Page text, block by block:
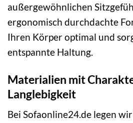
außergewöhnlichen
ergonomisch durchdachte
Ihren Körper optimal und
entspannte Haltung.
Materialien mit
Langlebigkeit
Bei Sofaonline24.de legen